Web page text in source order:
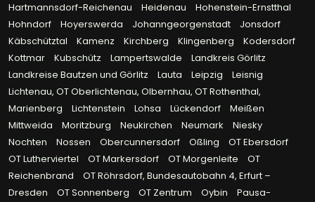
Hartmannsdorf-Reichenau
Heidenau
Hohenstein-Ernstthal
Hohndorf
Hoyerswerda Johanngeorgenstadt
Jonsdorf
Käbschütztal
Kamenz Kirchberg Klingenberg
Kodersdorf
Kottmar
Kubschütz Lampertswalde
Landkreis Görlitz
Landkreise Bautzen und Görlitz
Lauta Leipzig
Leisnig
Lichtenau, OT Oberlichtenau, Olbernhau, OT Rothenthal,
Marienberg
Lichtenstein Lohsa Lückendorf
Meißen
Mittweida
Moritzburg Neukirchen Neumark
Niesky
Nochten
Nossen Obercunnersdorf Oßling
OT Ebersdorf
OT Lutherviertel
OT Markersdorf OT Morgenleite
OT
Reichenbrand
OT Röhrsdorf, Bundesautobahn 4, Erfurt –
Dresden
OT Sonnenberg OT Zentrum Oybin
Pausa-